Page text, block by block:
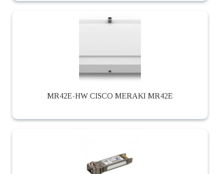
MR42E-HW CISCO MERAKI MR42E